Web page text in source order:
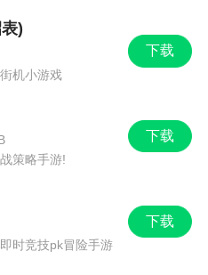
下载
)
机小游戏
下载
策略手游!
下载
时竞技pk冒险手游